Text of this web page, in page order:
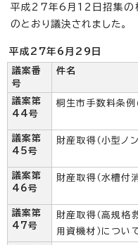
平成27年6月12日招集の
のとおり議決されました。
平成27年6月29日
議案番
号
件名
議案第
44号
桐生市手数料条
議案第
45号
財産取得（小型ノ
議案第
46号
財産取得（水槽付
議案第
47号
財産取得（高規格
用資機材）につい